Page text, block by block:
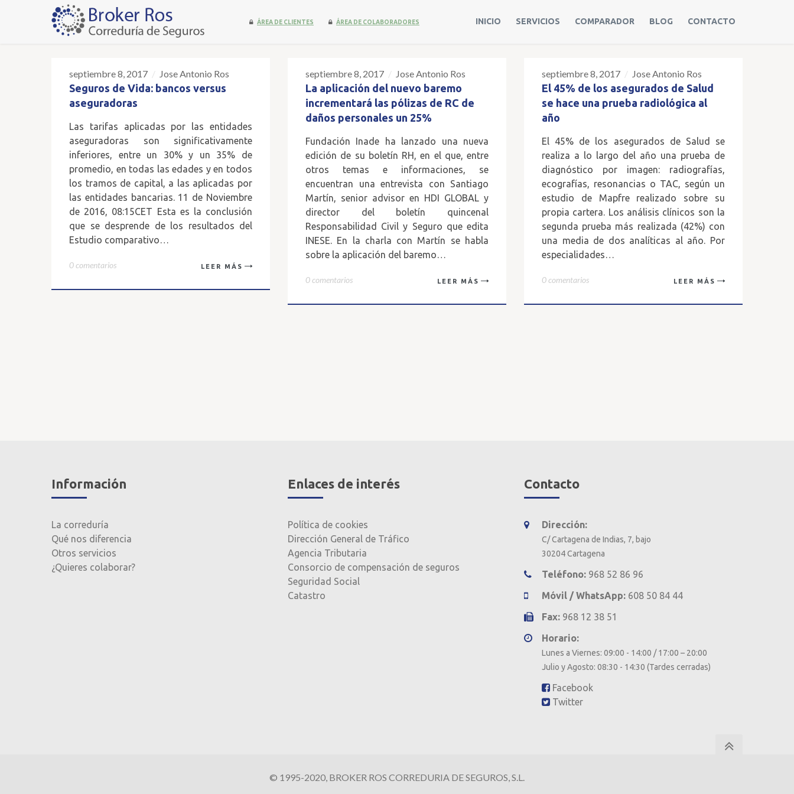
ÁREA DE CLIENTES ÁREA DE COLABORADORES INICIO SERVICIOS COMPARADOR BLOG CONTACTO
08
SEP
septiembre 8, 2017 Jose Antonio Ros
Seguros de Vida: bancos versus
aseguradoras
Las tarifas aplicadas por las entidades
aseguradoras son significativamente
inferiores, entre un 30% y un 35% de
promedio, en todas las edades y en todos
los tramos de capital, a las aplicadas por
las entidades bancarias. 11 de Noviembre
de 2016, 08:15CET Esta es la conclusión
que se desprende de los resultados del
Estudio comparativo…
0 comentarios LEER MÁS
08
SEP
septiembre 8, 2017 Jose Antonio Ros
La aplicación del nuevo baremo
incrementará las pólizas de RC de
daños personales un 25%
Fundación Inade ha lanzado una nueva
edición de su boletín RH, en el que, entre
otros temas e informaciones, se
encuentran una entrevista con Santiago
Martín, senior advisor en HDI GLOBAL y
director del boletín quincenal
Responsabilidad Civil y Seguro que edita
INESE. En la charla con Martín se habla
sobre la aplicación del baremo…
0 comentarios LEER MÁS
08
SEP
septiembre 8, 2017 Jose Antonio Ros
El 45% de los asegurados de Salud
se hace una prueba radiológica al
año
El 45% de los asegurados de Salud se
realiza a lo largo del año una prueba de
diagnóstico por imagen: radiografías,
ecografías, resonancias o TAC, según un
estudio de Mapfre realizado sobre su
propia cartera. Los análisis clínicos son la
segunda prueba más realizada (42%) con
una media de dos analíticas al año. Por
especialidades…
0 comentarios LEER MÁS
Información
La correduría
Qué nos diferencia
Otros servicios
¿Quieres colaborar?
Enlaces de interés
Política de cookies
Dirección General de Tráfico
Agencia Tributaria
Consorcio de compensación de seguros
Seguridad Social
Catastro
Contacto
Dirección:
C/ Cartagena de Indias, 7, bajo
30204 Cartagena
Teléfono: 968 52 86 96
Móvil / WhatsApp: 608 50 84 44
Fax: 968 12 38 51
Horario:
Lunes a Viernes: 09:00 - 14:00 / 17:00 – 20:00
Julio y Agosto: 08:30 - 14:30 (Tardes cerradas)
Facebook
Twitter
© 1995-2020, BROKER ROS CORREDURIA DE SEGUROS, S.L.